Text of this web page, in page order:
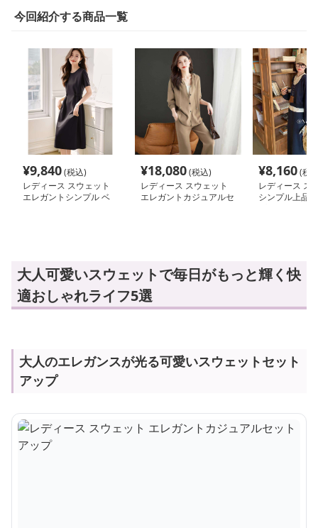
今回紹介する商品一覧
¥9,840(税込)
レディース スウェット
エレガントシンプル ベ
¥18,080(税込)
レディース スウェット
エレガントカジュアルセ
¥8,160(税
レディース ス
シンプル上品
大人可愛いスウェットで毎日がもっと輝く快
適おしゃれライフ5選
大人のエレガンスが光る可愛いスウェットセット
アップ